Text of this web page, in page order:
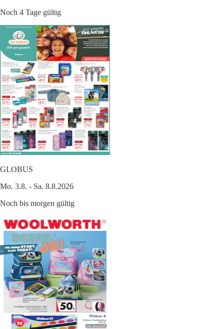
Noch 4 Tage gültig
GLOBUS
Mo. 3.8. - Sa. 8.8.2026
Noch bis morgen gültig